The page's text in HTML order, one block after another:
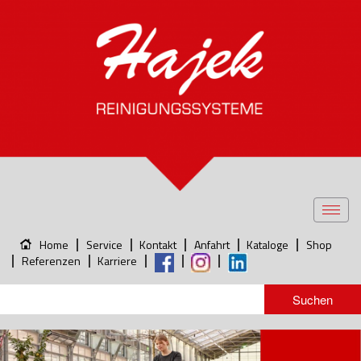
Home Service Kontakt Anfahrt Kataloge
Shop
Referenzen
Karriere